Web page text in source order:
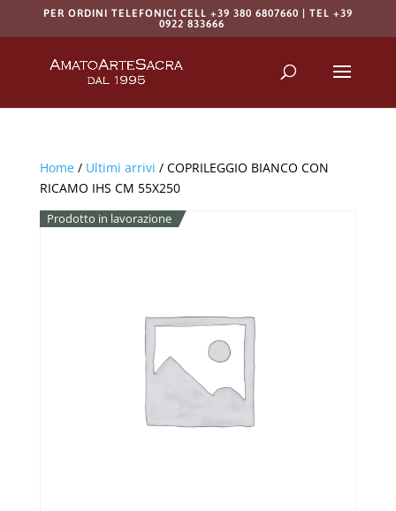
PER ORDINI TELEFONICI CELL +39 380 6807660 | TEL +39
0922 833666
Home/ Ultimi arrivi / COPRILEGGIO BIANCO CON
RICAMO IHS CM 55X250
Prodotto in lavorazione